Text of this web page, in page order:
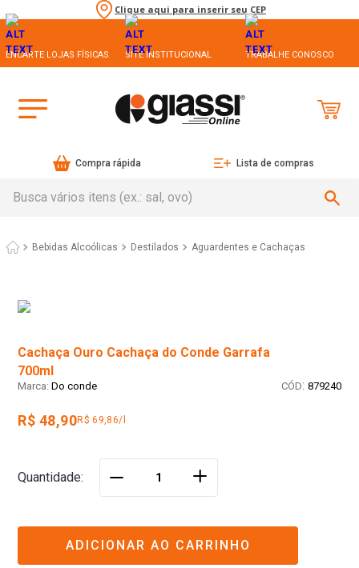
Clique aqui para inserir seu CEP
ENCARTE LOJAS FÍSICAS SITE INSTITUCIONAL TRABALHE CONOSCO
Compra rápida Lista de compras
Bebidas Alcoólicas Destilados Aguardentes e Cachaças
Cachaça Ouro Cachaça do Conde Garrafa
700ml
Do conde : 879240
R$ 48,90R$ 69,86/l
Quantidade ＋
ADICIONAR AO CARRINHO